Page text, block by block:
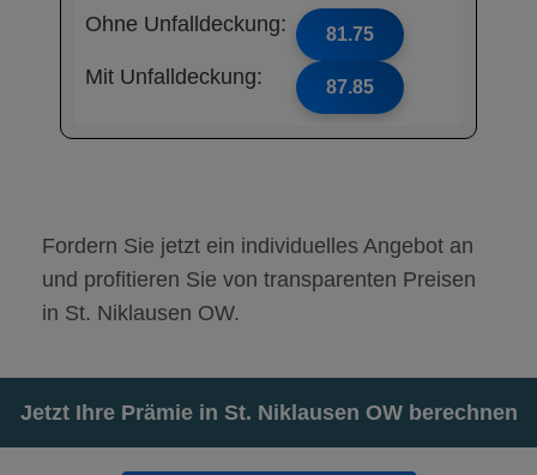
Ohne Unfalldeckung: 81.75
Mit Unfalldeckung: 87.85
Fordern Sie jetzt ein individuelles Angebot an
und profitieren Sie von transparenten Preisen
in St. Niklausen OW.
Jetzt Ihre Prämie in St. Niklausen OW berechnen